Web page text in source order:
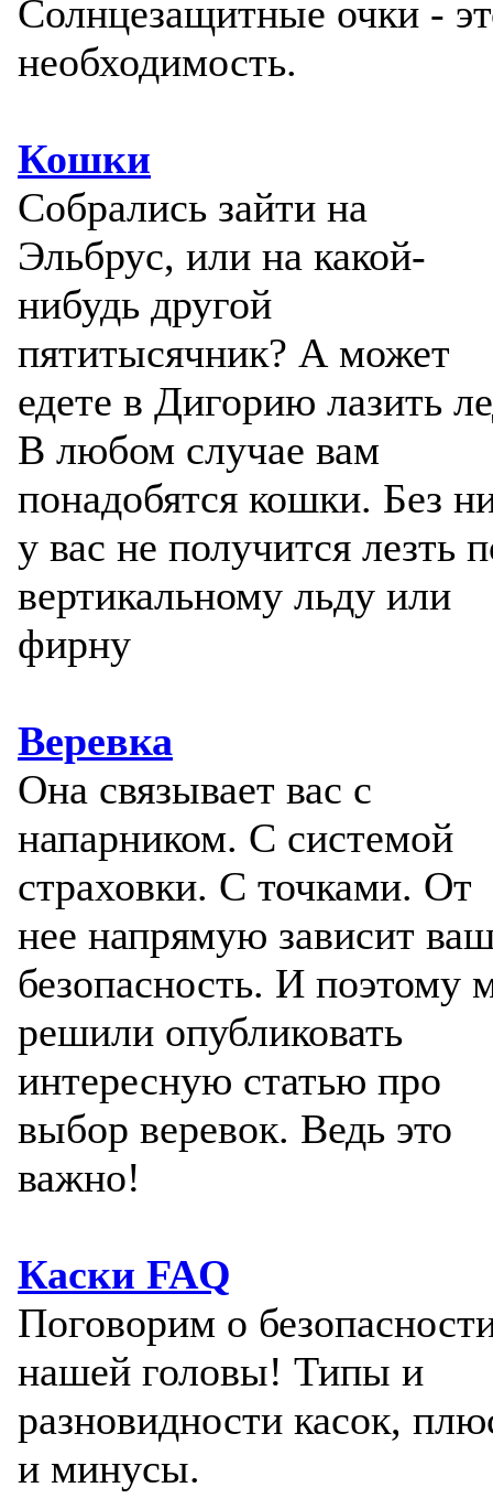
Солнцезащитные очки -
необходимость.
Кошки
Собрались зайти на
Эльбрус, или на какой-
нибудь другой
пятитысячник? А может
едете в Дигорию лазить
В любом случае вам
понадобятся кошки. Без
у вас не получится лезть
вертикальному льду или
фирну
Веревка
Она связывает вас с
напарником. С системой
страховки. С точками. От
нее напрямую зависит
безопасность. И поэтому
решили опубликовать
интересную статью про
выбор веревок. Ведь это
важно!
Каски FAQ
Поговорим о
нашей головы! Типы и
разновидности касок,
и минусы.